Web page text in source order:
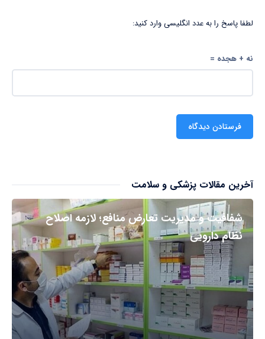
لطفا پاسخ را به عدد انگلیسی وارد کنید:
نه + هجده =
آخرین مقالات پزشکی و سلامت
شفافیت و مدیریت تعارض منافع؛ لازمه اصلاح
نظام دارویی